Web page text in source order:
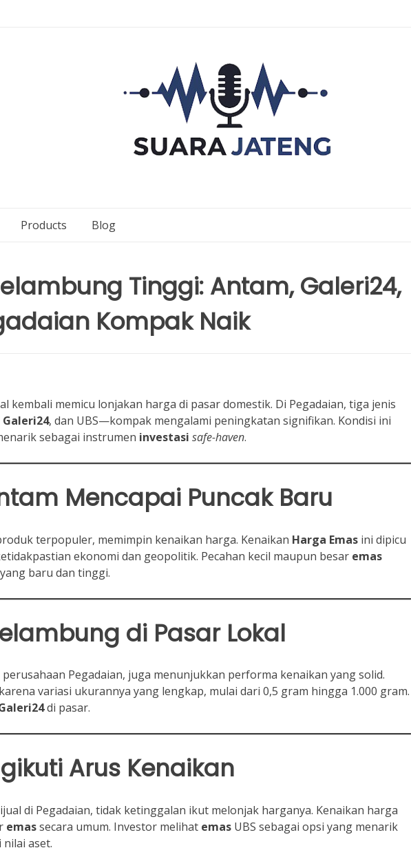
Products Blog
Tinggi: Antam, Galeri24,
Kompak Naik
kembali memicu lonjakan harga di pasar domestik. Di Pegadaian, tiga jenis
Galeri24, dan UBS—kompak mengalami peningkatan signifikan. Kondisi ini
sebagai instrumen investasi safe-haven.
Mencapai Puncak Baru
terpopuler, memimpin kenaikan harga. Kenaikan Harga Emas ini dipicu
ekonomi dan geopolitik. Pecahan kecil maupun besar emas
baru dan tinggi.
di Pasar Lokal
perusahaan Pegadaian, juga menunjukkan performa kenaikan yang solid.
variasi ukurannya yang lengkap, mulai dari 0,5 gram hingga 1.000 gram.
di pasar.
Arus Kenaikan
di Pegadaian, tidak ketinggalan ikut melonjak harganya. Kenaikan harga
emassecara umum. Investor melihat emas UBS sebagai opsi yang menarik
aset.